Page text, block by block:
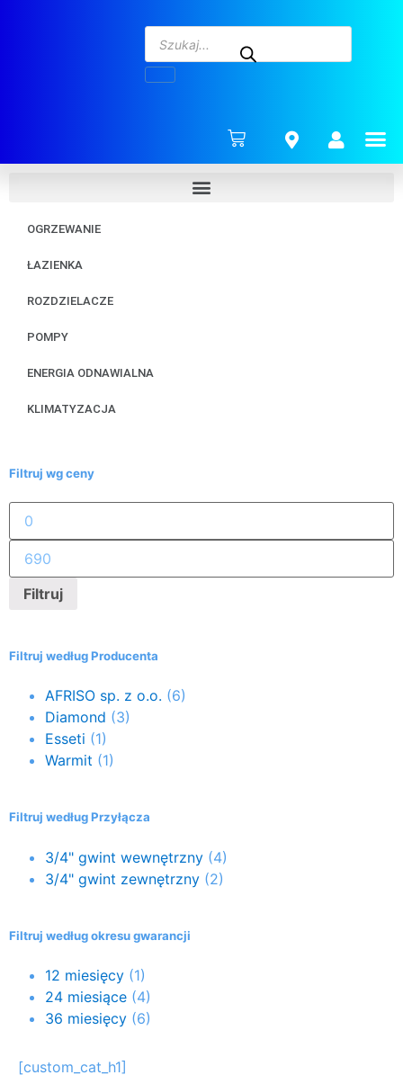
OGRZEWANIE
ŁAZIENKA
ROZDZIELACZE
POMPY
ENERGIA ODNAWIALNA
KLIMATYZACJA
Filtruj wg ceny
Filtruj
Filtruj według Producenta
AFRISO sp. z o.o. (6)
Diamond (3)
Esseti (1)
Warmit (1)
Filtruj według Przyłącza
3/4" gwint wewnętrzny (4)
3/4" gwint zewnętrzny (2)
Filtruj według okresu gwarancji
12 miesięcy (1)
24 miesiące (4)
36 miesięcy (6)
[custom_cat_h1]